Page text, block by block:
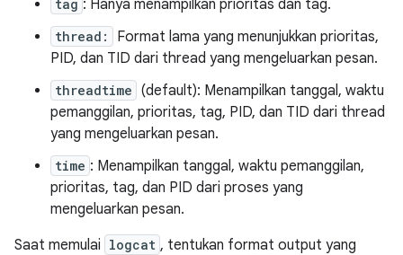
tag : Hanya menampilkan prioritas dan tag.
thread:
Format lama yang menunjukkan prioritas,
PID, dan TID dari thread yang mengeluarkan pesan.
threadtime (default): Menampilkan tanggal, waktu
pemanggilan, prioritas, tag, PID, dan TID dari thread
yang mengeluarkan pesan.
time : Menampilkan tanggal, waktu pemanggilan,
prioritas, tag, dan PID dari proses yang
mengeluarkan pesan.
Saat memulai logcat , tentukan format output yang